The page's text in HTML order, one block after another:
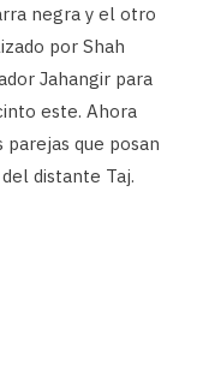
negra y el otro
por Shah
Jahangir para
este. Ahora
que posan
distante Taj.